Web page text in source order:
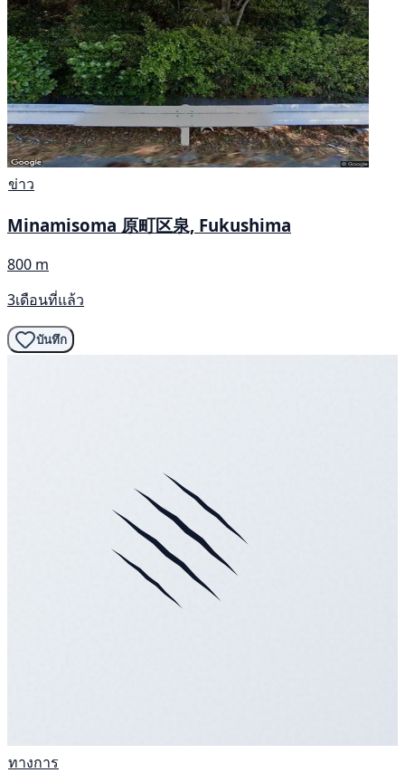
ข่าว
Minamisoma 原町区泉, Fukushima
800 m
3เดือนที่แล้ว
บันทึก
ทางการ